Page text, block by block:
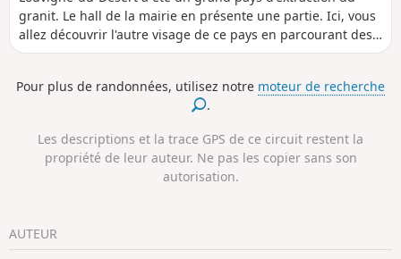
granit. Le hall de la mairie en présente une partie. Ici, vous
allez découvrir l'autre visage de ce pays en parcourant des
chemins qui traversent des vergers ou qui rappellent le
n'est pas loin.
Pour plus de randonnées, utilisez notre moteur de recherche
.
Les descriptions et la trace GPS de ce circuit restent la
propriété de leur auteur. Ne pas les copier sans son
autorisation.
AUTEUR